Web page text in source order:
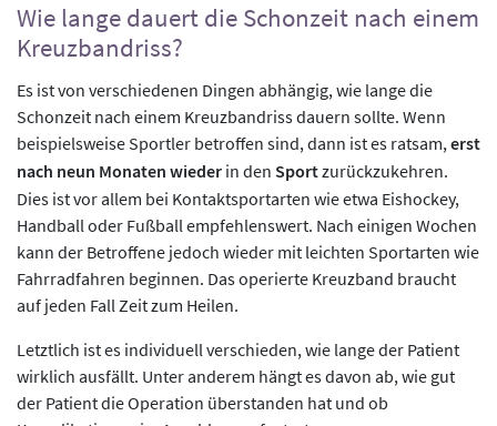
Wie lange dauert die Schonzeit nach einem
Kreuzbandriss?
Es ist von verschiedenen Dingen abhängig, wie lange die
Schonzeit nach einem Kreuzbandriss dauern sollte. Wenn
beispielsweise Sportler betroffen sind, dann ist es ratsam, erst
nach neun Monaten wieder in den Sportzurückzukehren.
Dies ist vor allem bei Kontaktsportarten wie etwa Eishockey,
Handball oder Fußball empfehlenswert. Nach einigen Wochen
kann der Betroffene jedoch wieder mit leichten Sportarten wie
Fahrradfahren beginnen. Das operierte Kreuzband braucht
auf jeden Fall Zeit zum Heilen.
Letztlich ist es individuell verschieden, wie lange der Patient
wirklich ausfällt. Unter anderem hängt es davon ab, wie gut
der Patient die Operation überstanden hat und ob